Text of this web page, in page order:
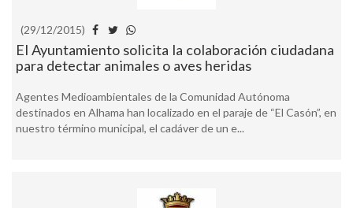
(29/12/2015)
El Ayuntamiento solicita la colaboración ciudadana
para detectar animales o aves heridas
Agentes Medioambientales de la Comunidad Autónoma
destinados en Alhama han localizado en el paraje de “El Casón”, en
nuestro término municipal, el cadáver de un e...